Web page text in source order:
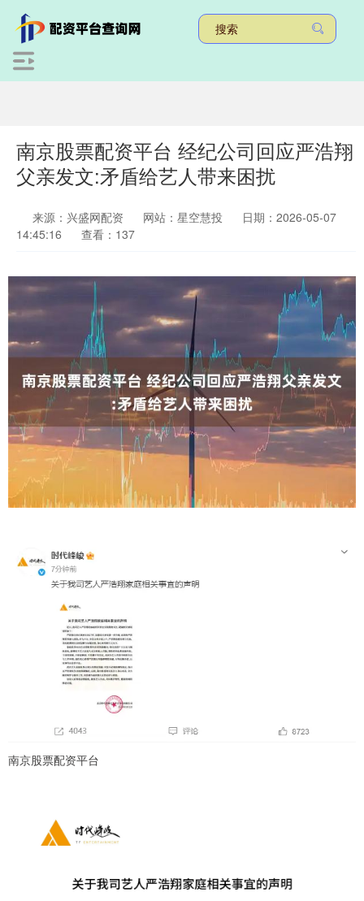
南京股票配资平台 经纪公司回应严浩翔
父亲发文:矛盾给艺人带来困扰
来源：兴盛网配资 网站：星空慧投
日期：2026-05-07
14:45:16
查看：137
南京股票配资平台